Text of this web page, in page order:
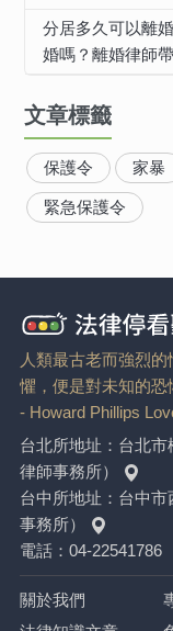
分居多久可以離
婚嗎？離婚律師
文章標籤
保護令 家暴
緊急保護令
人類最古老而強烈
懼，便是對未知的恐
- Howard Phillips
台北所地址： 台北市
律師事務所）
台中所地址： 台中市
事務所）
電話： 04-22541786
關於我們